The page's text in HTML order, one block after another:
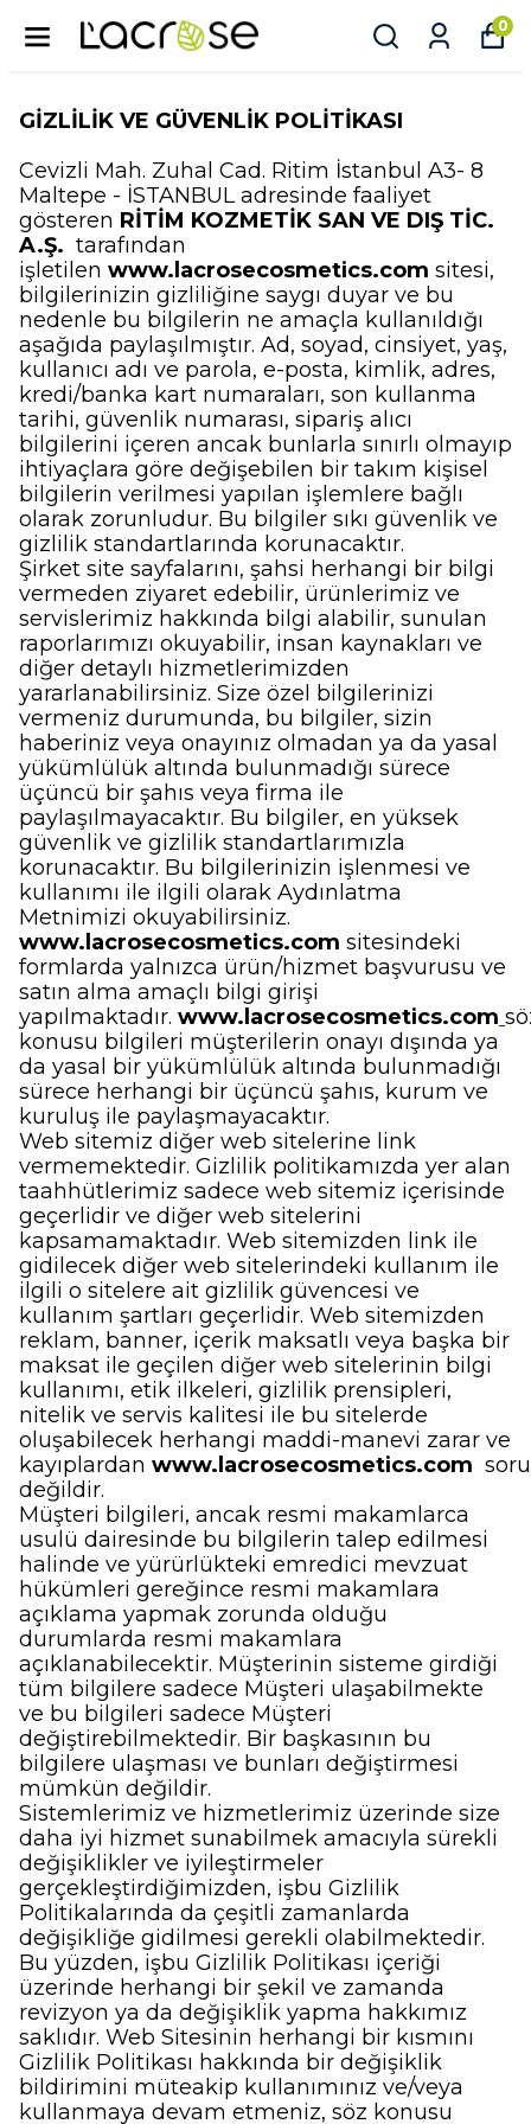
0
GİZLİLİK VE GÜVENLİK POLİTİKASI
Cevizli Mah. Zuhal Cad. Ritim İstanbul A3- 8
Maltepe - İSTANBULadresinde faaliyet
gösteren RİTİM KOZMETİK SAN VE DIŞ TİC.
A.Ş. tarafından
işletilen www.lacrosecosmetics.com sitesi,
bilgilerinizin gizliliğine saygı duyar ve bu
nedenle bu bilgilerin ne amaçla kullanıldığı
aşağıda paylaşılmıştır. Ad, soyad, cinsiyet, yaş,
kullanıcı adı ve parola, e-posta, kimlik, adres,
kredi/banka kart numaraları, son kullanma
tarihi, güvenlik numarası, sipariş alıcı
bilgilerini içeren ancak bunlarla sınırlı olmayıp
ihtiyaçlara göre değişebilen bir takım kişisel
bilgilerin verilmesi yapılan işlemlere bağlı
olarak zorunludur. Bu bilgiler sıkı güvenlik ve
gizlilik standartlarında korunacaktır.
Şirket site sayfalarını, şahsi herhangi bir bilgi
vermeden ziyaret edebilir, ürünlerimiz ve
servislerimiz hakkında bilgi alabilir, sunulan
raporlarımızı okuyabilir, insan kaynakları ve
diğer detaylı hizmetlerimizden
yararlanabilirsiniz. Size özel bilgilerinizi
vermeniz durumunda, bu bilgiler, sizin
haberiniz veya onayınız olmadan ya da yasal
yükümlülük altında bulunmadığı sürece
üçüncü bir şahıs veya firma ile
paylaşılmayacaktır. Bu bilgiler, en yüksek
güvenlik ve gizlilik standartlarımızla
korunacaktır. Bu bilgilerinizin işlenmesi ve
kullanımı ile ilgili olarak Aydınlatma
Metnimizi okuyabilirsiniz.
www.lacrosecosmetics.com sitesindeki
formlarda yalnızca ürün/hizmet başvurusu ve
satın alma amaçlı bilgi girişi
yapılmaktadır. www.lacrosecosmetics.com
konusu bilgileri müşterilerin onayı dışında ya
da yasal bir yükümlülük altında bulunmadığı
sürece herhangi bir üçüncü şahıs, kurum ve
kuruluş ile paylaşmayacaktır.
Web sitemiz diğer web sitelerine link
vermemektedir. Gizlilik politikamızda yer alan
taahhütlerimiz sadece web sitemiz içerisinde
geçerlidir ve diğer web sitelerini
kapsamamaktadır. Web sitemizden link ile
gidilecek diğer web sitelerindeki kullanım ile
ilgili o sitelere ait gizlilik güvencesi ve
kullanım şartları geçerlidir. Web sitemizden
reklam, banner, içerik maksatlı veya başka bir
maksat ile geçilen diğer web sitelerinin bilgi
kullanımı, etik ilkeleri, gizlilik prensipleri,
nitelik ve servis kalitesi ile bu sitelerde
oluşabilecek herhangi maddi-manevi zarar ve
kayıplardan www.lacrosecosmetics.com
değildir.
Müşteri bilgileri, ancak resmi makamlarca
usulü dairesinde bu bilgilerin talep edilmesi
halinde ve yürürlükteki emredici mevzuat
hükümleri gereğince resmi makamlara
açıklama yapmak zorunda olduğu
durumlarda resmi makamlara
açıklanabilecektir. Müşterinin sisteme girdiği
tüm bilgilere sadece Müşteri ulaşabilmekte
ve bu bilgileri sadece Müşteri
değiştirebilmektedir. Bir başkasının bu
bilgilere ulaşması ve bunları değiştirmesi
mümkün değildir.
Sistemlerimiz ve hizmetlerimiz üzerinde size
daha iyi hizmet sunabilmek amacıyla sürekli
değişiklikler ve iyileştirmeler
gerçekleştirdiğimizden, işbu Gizlilik
Politikalarında da çeşitli zamanlarda
değişikliğe gidilmesi gerekli olabilmektedir.
Bu yüzden, işbu Gizlilik Politikası içeriği
üzerinde herhangi bir şekil ve zamanda
revizyon ya da değişiklik yapma hakkımız
saklıdır. Web Sitesinin herhangi bir kısmını
Gizlilik Politikası hakkında bir değişiklik
bildirimini müteakip kullanımınız ve/veya
kullanmaya devam etmeniz, söz konusu